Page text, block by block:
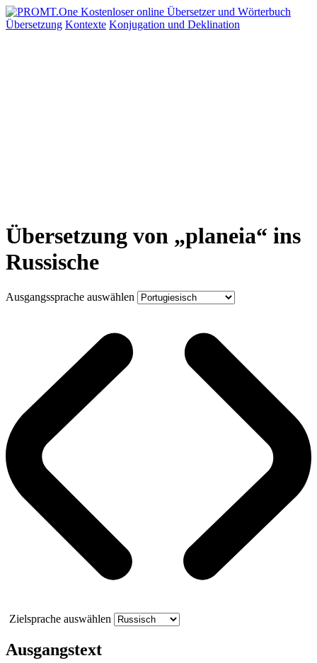
Übersetzung Kontexte Konjugation und Deklination
Übersetzung von „planeia“ ins
Russische
Ausgangssprache auswählen
Zielsprache auswählen
Ausgangstext